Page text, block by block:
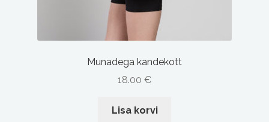
Munadega kandekott
18.00 €
Lisa korvi